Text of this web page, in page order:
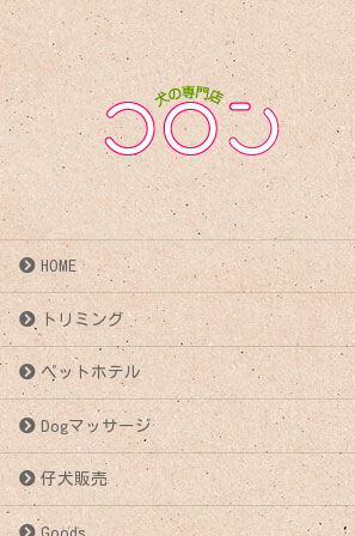
HOME
トリミング
ペットホテル
Dogマッサージ
仔犬販売
Goods